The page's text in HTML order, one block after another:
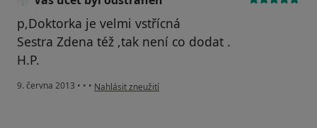
p,Doktorka je velmi vstřícná
Sestra Zdena též ,tak není co dodat .
H.P.
9. června 2013 • • • podle názoru uživatele Váš účet byl odstraněn
Nahlásit zneužití